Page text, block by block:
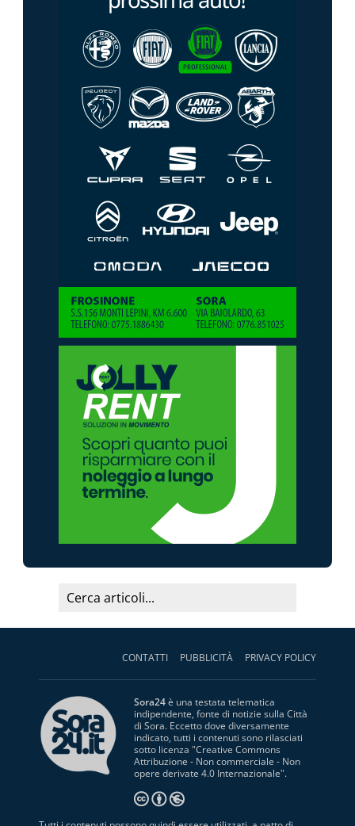
CONTATTI PUBBLICITÀ PRIVACY POLICY
Sora24è una testata telematica
indipendente, fonte di notizie sulla Città
di Sora. Eccetto dove diversamente
indicato, tutti i contenuti sono rilasciati
sotto licenza "Creative Commons
Attribuzione - Non commerciale - Non
opere derivate 4.0 Internazionale".